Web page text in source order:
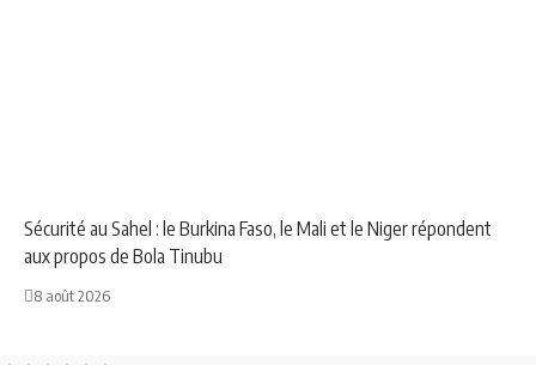
Sécurité au Sahel : le Burkina Faso, le Mali et le Niger répondent
aux propos de Bola Tinubu
8 août 2026